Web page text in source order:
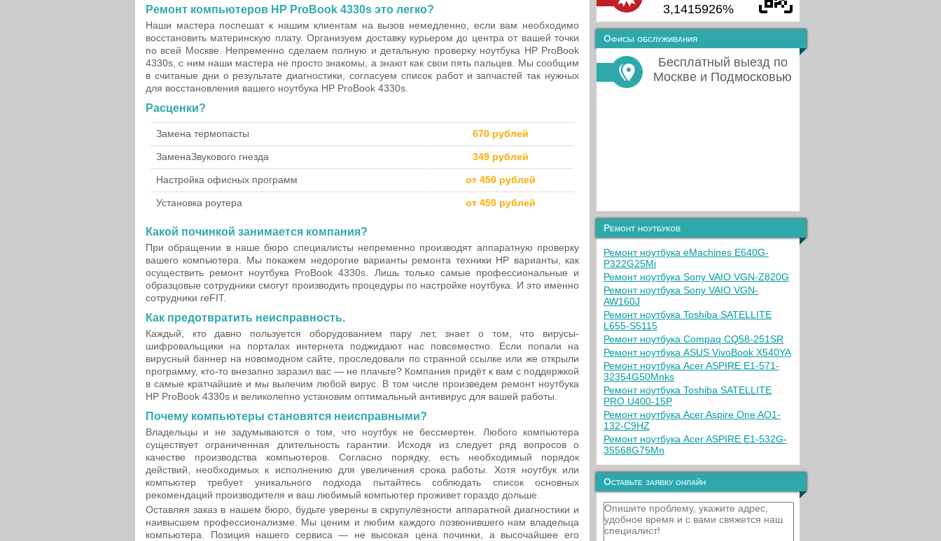
Ремонт компьютеров HP ProBook 4330s это легко?
Наши мастера поспешат к нашим клиентам на вызов немедленно, если вам необходимо
восстановить материнскую плату. Организуем доставку курьером до центра от вашей точки
по всей Москве. Непременно сделаем полную и детальную проверку ноутбука HP ProBook
4330s, с ним наши мастера не просто знакомы, а знают как свои пять пальцев. Мы сообщим
в считаные дни о результате диагностики, согласуем список работ и запчастей так нужных
для восстановления вашего ноутбука HP ProBook 4330s.
Расценки?
Замена термопасты 670 рублей
ЗаменаЗвукового гнезда 349 рублей
Настройка офисных программ от 450 рублей
Установка роутера от 450 рублей
Какой починкой занимается компания?
При обращении в наше бюро специалисты непременно производят аппаратную проверку
вашего компьютера. Мы покажем недорогие варианты ремонта техники HP варианты, как
осуществить ремонт ноутбука ProBook 4330s. Лишь только самые профессиональные и
образцовые сотрудники смогут производить процедуры по настройке ноутбука. И это именно
сотрудники reFIT.
Как предотвратить неисправность.
Каждый, кто давно пользуется оборудованием пару лет, знает о том, что вирусы-
шифровальщики на порталах интернета поджидают нас повсеместно. Если попали на
вирусный баннер на новомодном сайте, проследовали по странной ссылке или же открыли
программу, кто-то внезапно заразил вас — не плачьте? Компания придёт к вам с поддержкой
в самые кратчайшие и мы вылечим любой вирус. В том числе произведем ремонт ноутбука
HP ProBook 4330s и великолепно установим оптимальный антивирус для вашей работы.
Почему компьютеры становятся неисправными?
Владельцы и не задумываются о том, что ноутбук не бессмертен. Любого компьютера
существует ограниченная длительность гарантии. Исходя из следует ряд вопросов о
качестве производства компьютеров. Согласно порядку, есть необходимый порядок
действий, необходимых к исполнению для увеличения срока работы. Хотя ноутбук или
компьютер требует уникального подхода пытайтесь соблюдать список основных
рекомендаций производителя и ваш любимый компьютер проживет гораздо дольше.
Оставляя заказ в нашем бюро, будьте уверены в скрупулёзности аппаратной диагностики и
наивысшем профессионализме. Мы ценим и любим каждого позвонившего нам владельца
компьютера. Позиция нашего сервиса — не высокая цена починки, а высочайшее его
3,1415926%
Офисы обслуживания
Бесплатный выезд по
Москве и Подмосковью
Ремонт ноутбуков
Ремонт ноутбука eMachines E640G-
P322G25Mi
Ремонт ноутбука Sony VAIO VGN-Z820G
Ремонт ноутбука Sony VAIO VGN-
AW160J
Ремонт ноутбука Toshiba SATELLITE
L655-S5115
Ремонт ноутбука Compaq CQ58-251SR
Ремонт ноутбука ASUS VivoBook X540YA
Ремонт ноутбука Acer ASPIRE E1-571-
32354G50Mnks
Ремонт ноутбука Toshiba SATELLITE
PRO U400-15P
Ремонт ноутбука Acer Aspire One AO1-
132-C9HZ
Ремонт ноутбука Acer ASPIRE E1-532G-
35568G75Mn
Оставьте заявку онлайн